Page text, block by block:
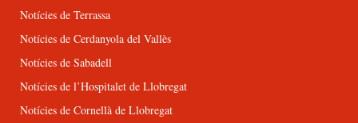
Notícies de Terrassa
Notícies de Cerdanyola del Vallès
Notícies de Sabadell
Notícies de l’Hospitalet de Llobregat
Notícies de Cornellà de Llobregat